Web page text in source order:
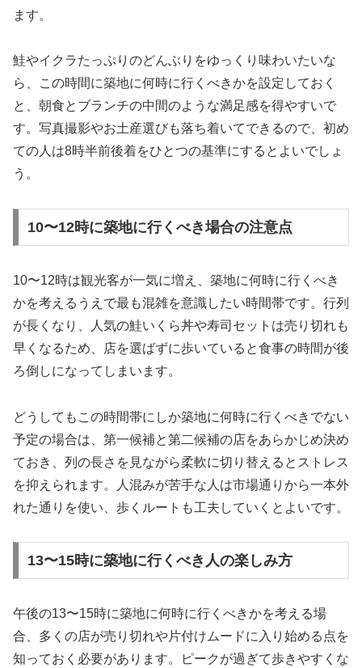
ます。
鮭やイクラたっぷりのどんぶりをゆっくり味わいたいな
ら、この時間に築地に何時に行くべきかを設定しておく
と、朝食とブランチの中間のような満足感を得やすいで
す。写真撮影やお土産選びも落ち着いてできるので、初め
ての人は8時半前後着をひとつの基準にするとよいでしょ
う。
10〜12時に築地に行くべき場合の注意点
10〜12時は観光客が一気に増え、築地に何時に行くべき
かを考えるうえで最も混雑を意識したい時間帯です。行列
が長くなり、人気の鮭いくら丼や寿司セットは売り切れも
早くなるため、店を選ばずに歩いていると食事の時間が後
ろ倒しになってしまいます。
どうしてもこの時間帯にしか築地に何時に行くべきでない
予定の場合は、第一候補と第二候補の店をあらかじめ決め
ておき、列の長さを見ながら柔軟に切り替えるとストレス
を抑えられます。人混みが苦手な人は市場通りから一本外
れた通りを使い、歩くルートも工夫していくとよいです。
13〜15時に築地に行くべき人の楽しみ方
午後の13〜15時に築地に何時に行くべきかを考える場
合、多くの店が売り切れや片付けムードに入り始める点を
知っておく必要があります。ピークが過ぎて歩きやすくな